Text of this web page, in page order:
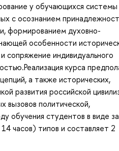
у обучающихся системы
с осознанием
формированием духовно-
особенности
сопряжение индивидуального
курса
а также исторических,
развития российской
вызовов политической,
обучения студентов в виде
часов) типов и составляет 2